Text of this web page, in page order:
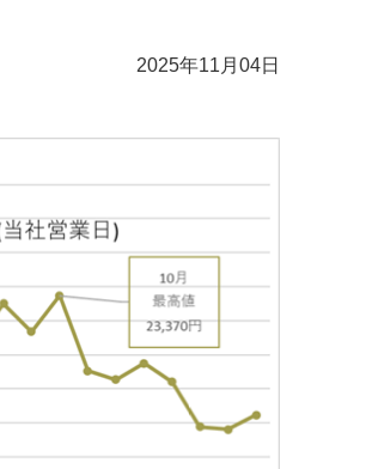
2025年11月04日